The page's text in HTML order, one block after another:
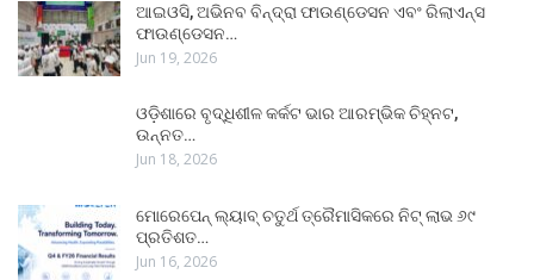
ଆଇଓସି, ଅଭିନବ ବିନ୍ଦ୍ରା ଫାଉଣ୍ଡେସନ ଏବଂ ରିଲାଏନ୍ସ
ଫାଉଣ୍ଡେସନ…
Jun 19, 2026
ଓଡ଼ିଶାରେ ବୃଦ୍ଧିଶୀଳ କର୍କଟ ଭାର ଆରମ୍ଭିକ ଚିହ୍ନଟ,
ଉନ୍ନତ…
Jun 18, 2026
ମୋରେପେନ୍ ଲ୍ୟାବ୍ ଚତୁର୍ଥ ତ୍ରୈମାସିକରେ ନିଟ୍ ଲାଭ ୬୯
ପ୍ରତିଶତ…
Jun 16, 2026